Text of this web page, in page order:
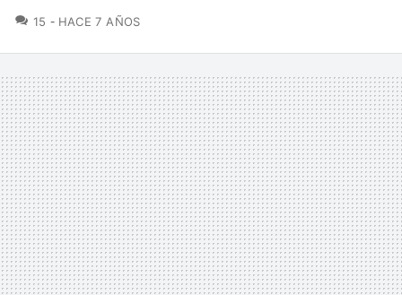
15 COMENTARIOS
HACE 7 AÑOS